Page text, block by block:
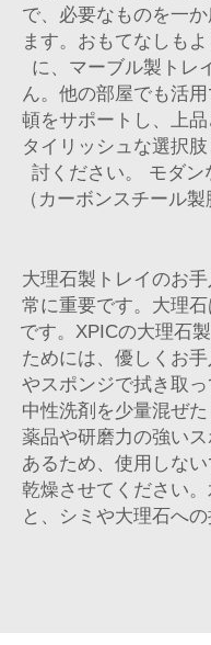
で、必要なものを一
ます。おもてなしも
に、マーブル製トレ
ん。他の部屋でも活
頓をサポートし、上
タイリッシュな選択
討ください。 モダン
（カーボンスチール
大理石製トレイのお
常に重要です。大理
です。XPICの大理石
ためには、優しくお
やスポンジで拭き取
中性洗剤を少量混ぜ
薬品や研磨力の強い
あるため、使用しな
乾燥させてください
と、シミや大理石へ